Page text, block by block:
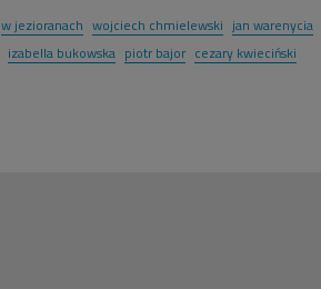
w jezioranach wojciech chmielewski jan warenycia
izabella bukowska piotr bajor cezary kwieciński